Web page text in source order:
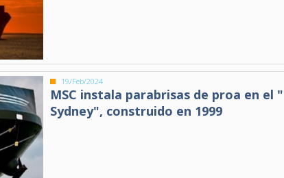
19/Feb/2024
MSC instala parabrisas de proa en el
Sydney", construido en 1999